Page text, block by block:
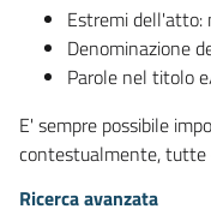
Estremi dell'atto:
Denominazione
Parole nel titolo
E' sempre possibile
contestualmente, tutte
Ricerca avanzata